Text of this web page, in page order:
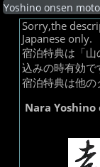
Yoshino onsen
Sorry,the
Japanese only.
宿泊特典は「
込みの時有効で
宿泊特典は他の
Nara